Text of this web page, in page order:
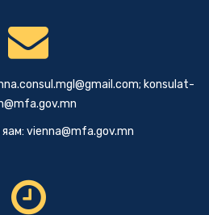
; konsulat-
vienna@mfa.gov.mn